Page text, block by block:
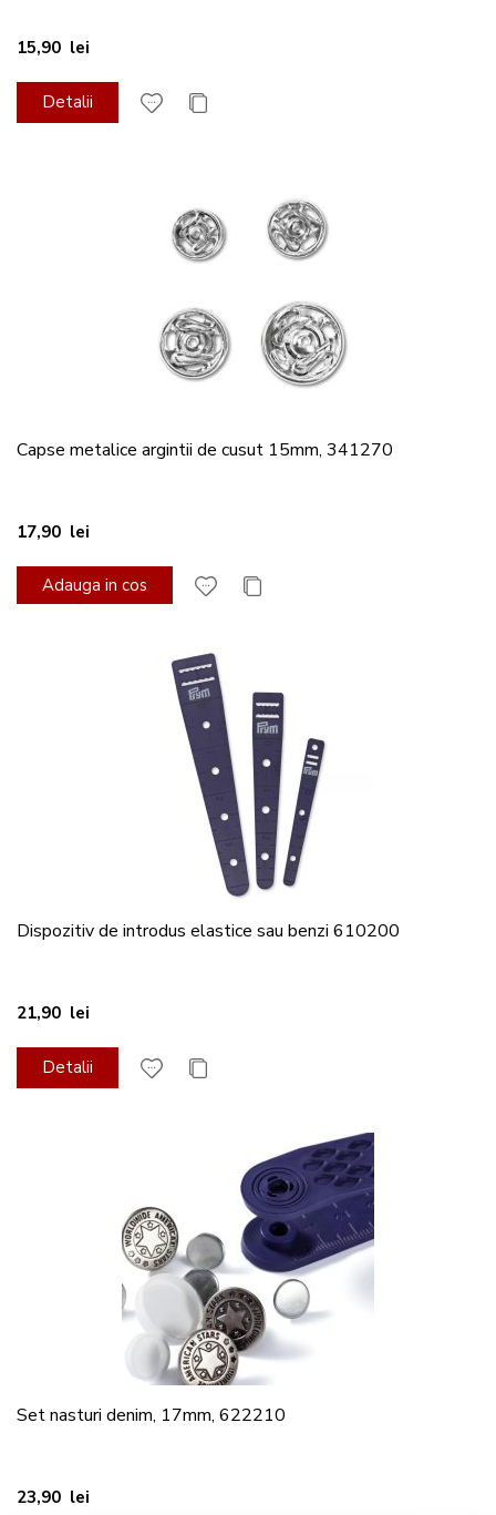
15,90 lei
Detalii
Capse metalice argintii de cusut 15mm, 341270
17,90 lei
Adauga in cos
Dispozitiv de introdus elastice sau benzi 610200
21,90 lei
Detalii
Set nasturi denim, 17mm, 622210
23,90 lei